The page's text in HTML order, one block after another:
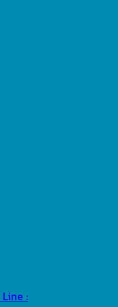
Line :